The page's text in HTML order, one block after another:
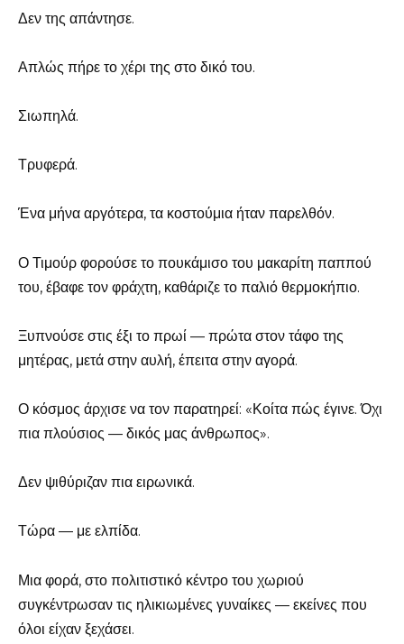
Δεν της απάντησε.
Απλώς πήρε το χέρι της στο δικό του.
Σιωπηλά.
Τρυφερά.
Ένα μήνα αργότερα, τα κοστούμια ήταν παρελθόν.
Ο Τιμούρ φορούσε το πουκάμισο του μακαρίτη παππού
του, έβαφε τον φράχτη, καθάριζε το παλιό θερμοκήπιο.
Ξυπνούσε στις έξι το πρωί — πρώτα στον τάφο της
μητέρας, μετά στην αυλή, έπειτα στην αγορά.
Ο κόσμος άρχισε να τον παρατηρεί: «Κοίτα πώς έγινε. Όχι
πια πλούσιος — δικός μας άνθρωπος».
Δεν ψιθύριζαν πια ειρωνικά.
Τώρα — με ελπίδα.
Μια φορά, στο πολιτιστικό κέντρο του χωριού
συγκέντρωσαν τις ηλικιωμένες γυναίκες — εκείνες που
όλοι είχαν ξεχάσει.